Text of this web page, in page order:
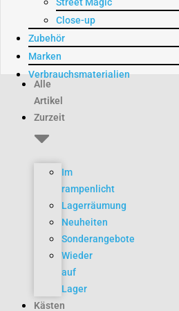
Street Magic
Close-up
Zubehör
Marken
Verbrauchsmaterialien
Alle
Artikel
Zurzeit
Im
rampenlicht
Lagerräumung
Neuheiten
Sonderangebote
Wieder
auf
Lager
Kästen